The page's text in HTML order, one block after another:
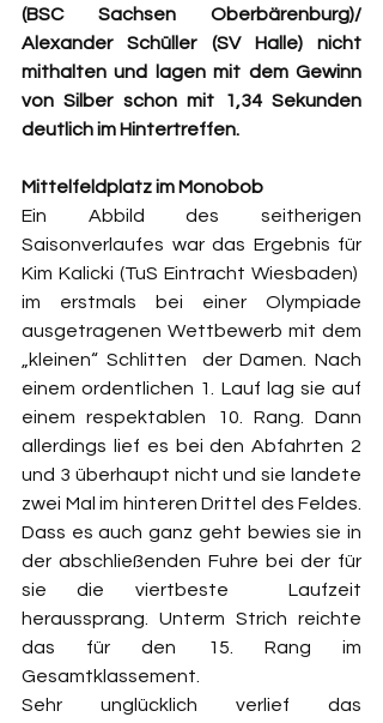
(BSC Sachsen Oberbärenburg)/
Alexander Schüller (SV Halle) nicht
mithalten und lagen mit dem Gewinn
von Silber schon mit 1,34 Sekunden
deutlich im Hintertreffen.
Mittelfeldplatz im Monobob
Ein Abbild des seitherigen
Saisonverlaufes war das Ergebnis für
Kim Kalicki (TuS Eintracht Wiesbaden)
im erstmals bei einer Olympiade
ausgetragenen Wettbewerb mit dem
„kleinen“ Schlitten  der Damen. Nach
einem ordentlichen 1. Lauf lag sie auf
einem respektablen 10. Rang. Dann
allerdings lief es bei den Abfahrten 2
und 3 überhaupt nicht und sie landete
zwei Mal im hinteren Drittel des Feldes.
Dass es auch ganz geht bewies sie in
der abschließenden Fuhre bei der für
sie die viertbeste  Laufzeit
heraussprang. Unterm Strich reichte
das für den 15. Rang im
Gesamtklassement.
Sehr unglücklich verlief das